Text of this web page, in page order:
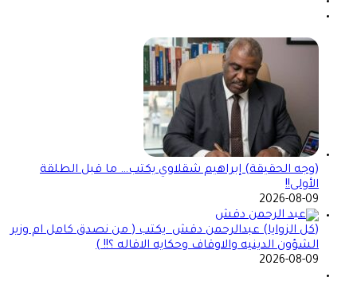
(وجه الحقيقة) إبراهيم شقلاوي يكتب… ما قبل الطلقة
الأولى!!
2026-08-09
(كل الزوايا) عبدالرحمن دقش يكتب ( من نصدق كامل ام وزير
الشؤون الدينيه والاوقاف وحكايه الاقاله ؟!! )
2026-08-09